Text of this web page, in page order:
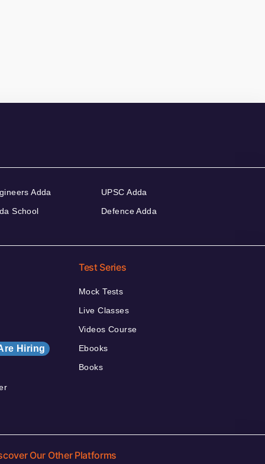
Adda
School
UPSC Adda
Defence Adda
Hiring
Test Series
Mock Tests
Live Classes
Videos Course
Ebooks
Books
Our Other Platforms